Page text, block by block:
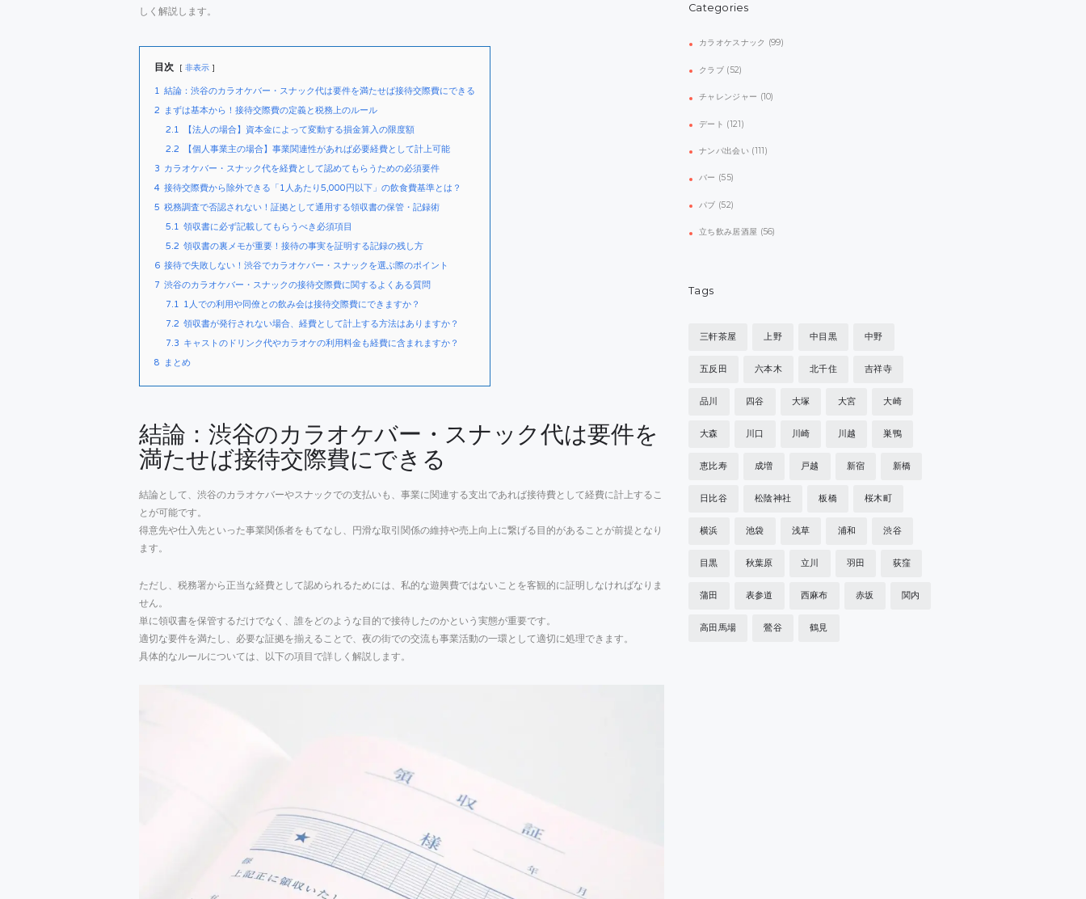
しく解説します。
目次 非表示
1 結論：渋谷のカラオケバー・スナック代は要件を満たせば接待交際費にできる
2 まずは基本から！接待交際費の定義と税務上のルール
2.1
【法人の場合】資本金によって変動する損金算入の限度額
2.2
【個人事業主の場合】事業関連性があれば必要経費として計上可能
3 カラオケバー・スナック代を経費として認めてもらうための必須要件
4 接待交際費から除外できる「1人あたり5,000円以下」の飲食費基準とは？
5 税務調査で否認されない！証拠として通用する領収書の保管・記録術
5.1 領収書に必ず記載してもらうべき必須項目
5.2 領収書の裏メモが重要！接待の事実を証明する記録の残し方
6 接待で失敗しない！渋谷でカラオケバー・スナックを選ぶ際のポイント
7 渋谷のカラオケバー・スナックの接待交際費に関するよくある質問
7.1
1人での利用や同僚との飲み会は接待交際費にできますか？
7.2 領収書が発行されない場合、経費として計上する方法はありますか？
7.3 キャストのドリンク代やカラオケの利用料金も経費に含まれますか？
8 まとめ
結論：渋谷のカラオケバー・スナック代は要件を
満たせば接待交際費にできる
結論として、渋谷のカラオケバーやスナックでの支払いも、事業に関連する支出であれば接待費として経費に計上するこ
とが可能です。
得意先や仕入先といった事業関係者をもてなし、円滑な取引関係の維持や売上向上に繋げる目的があることが前提となり
ます。
ただし、税務署から正当な経費として認められるためには、私的な遊興費ではないことを客観的に証明しなければなりま
せん。
単に領収書を保管するだけでなく、誰をどのような目的で接待したのかという実態が重要です。
適切な要件を満たし、必要な証拠を揃えることで、夜の街での交流も事業活動の一環として適切に処理できます。
具体的なルールについては、以下の項目で詳しく解説します。
Categories
カラオケスナック (99)
クラブ (52)
チャレンジャー (10)
デート (121)
ナンパ出会い (111)
バー (55)
パブ (52)
立ち飲み居酒屋 (56)
Tags
三軒茶屋 上野 中目黒 中野
五反田 六本木 北千住 吉祥寺
品川 四谷 大塚 大宮 大崎
大森 川口 川崎 川越 巣鴨
恵比寿 成増 戸越 新宿 新橋
日比谷 松陰神社 板橋 桜木町
横浜 池袋 浅草 浦和 渋谷
目黒 秋葉原 立川 羽田 荻窪
蒲田 表参道 西麻布 赤坂 関内
高田馬場 鶯谷 鶴見